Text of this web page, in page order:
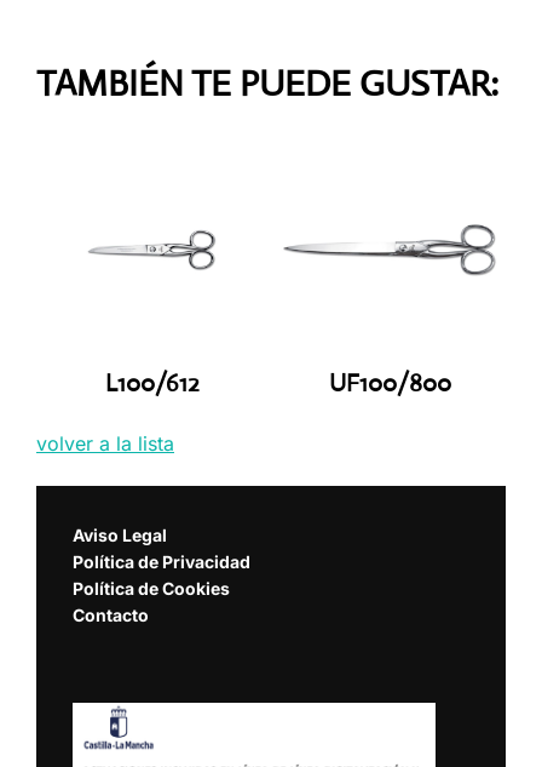
TAMBIÉN TE PUEDE GUSTAR:
L100/612 UF100/800
volver a la lista
Aviso Legal
Política de Privacidad
Política de Cookies
Contacto